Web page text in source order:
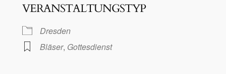
VERANSTALTUNGSTYP
Dresden
Bläser, Gottesdienst